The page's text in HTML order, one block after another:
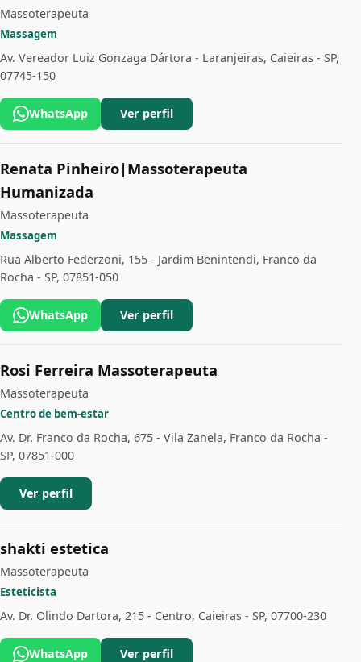
Massoterapeuta
Massagem
Av. Vereador Luiz Gonzaga Dártora - Laranjeiras, Caieiras - SP,
07745-150
WhatsApp Ver perfil
Renata Pinheiro|Massoterapeuta
Humanizada
Massoterapeuta
Massagem
Rua Alberto Federzoni, 155 - Jardim Benintendi, Franco da
Rocha - SP, 07851-050
WhatsApp Ver perfil
Rosi Ferreira Massoterapeuta
Massoterapeuta
Centro de bem-estar
Av. Dr. Franco da Rocha, 675 - Vila Zanela, Franco da Rocha -
SP, 07851-000
Ver perfil
shakti estetica
Massoterapeuta
Esteticista
Av. Dr. Olindo Dartora, 215 - Centro, Caieiras - SP, 07700-230
WhatsApp Ver perfil